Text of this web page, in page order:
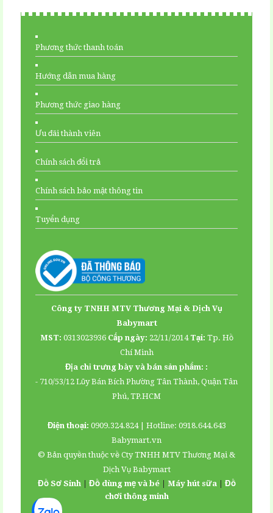
Phương thức thanh toán
Hướng dẫn mua hàng
Phương thức giao hàng
Ưu đãi thành viên
Chính sách đổi trả
Chính sách bảo mật thông tin
Tuyển dụng
Facebook
Youtube
Công ty TNHH MTV Thương Mại & Dịch Vụ
Babymart
MST: 0313023936 Cấp ngày: 22/11/2014 Tại: Tp. Hồ
Chí Minh
Địa chỉ trưng bày và bán sản phẩm: :
- 710/53/12 Lũy Bán Bích Phường Tân Thành, Quận Tân
Phú, TP.HCM
Điện thoại: 0909.324.824 | Hotline: 0918.644.643
Babymart.vn
Website:babymart.vn
Logo:
© Bản quyền thuộc về Cty TNHH MTV Thương Mại &
Dịch Vụ Babymart
Đồ Sơ Sinh| Đồ dùng mẹ và bé| Máy hút sữa| Đồ
chơi thông minh